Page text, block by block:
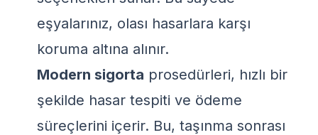
eşyalarınız, olası hasarlara karşı
koruma altına alınır.
Modern sigorta prosedürleri, hızlı bir
şekilde hasar tespiti ve ödeme
süreçlerini içerir. Bu, taşınma sonrası